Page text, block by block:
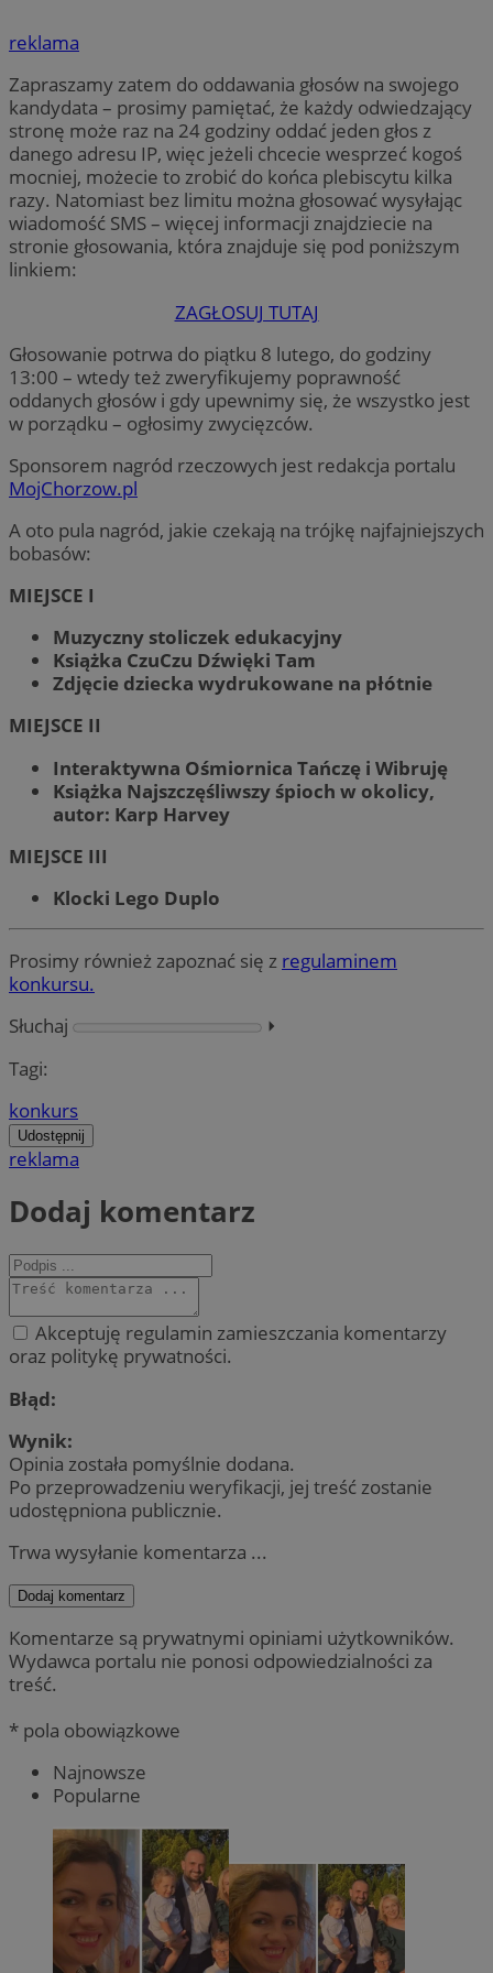
reklama
Zapraszamy zatem do oddawania głosów na swojego
kandydata – prosimy pamiętać, że każdy odwiedzający
stronę może raz na 24 godziny oddać jeden głos z
danego adresu IP, więc jeżeli chcecie wesprzeć kogoś
mocniej, możecie to zrobić do końca plebiscytu kilka
razy. Natomiast bez limitu można głosować wysyłając
wiadomość SMS – więcej informacji znajdziecie na
stronie głosowania, która znajduje się pod poniższym
linkiem:
ZAGŁOSUJ TUTAJ
Głosowanie potrwa do piątku 8 lutego, do godziny
13:00 – wtedy też zweryfikujemy poprawność
oddanych głosów i gdy upewnimy się, że wszystko jest
w porządku – ogłosimy zwycięzców.
Sponsorem nagród rzeczowych jest redakcja portalu
MojChorzow.pl
A oto pula nagród, jakie czekają na trójkę najfajniejszych
bobasów:
MIEJSCE I
Muzyczny stoliczek edukacyjny
Książka CzuCzu Dźwięki Tam
Zdjęcie dziecka wydrukowane na płótnie
MIEJSCE II
Interaktywna Ośmiornica Tańczę i Wibruję
Książka Najszczęśliwszy śpioch w okolicy,
autor: Karp Harvey
MIEJSCE III
Klocki Lego Duplo
Prosimy również zapoznać się z regulaminem
konkursu.
Słuchaj
⏵︎
Tagi:
konkurs
Udostępnij
reklama
Dodaj komentarz
Akceptuję regulamin zamieszczania komentarzy
oraz politykę prywatności.
Błąd:
Wynik:
Opinia została pomyślnie dodana.
Po przeprowadzeniu weryfikacji, jej treść zostanie
udostępniona publicznie.
Trwa wysyłanie komentarza ...
Dodaj komentarz
Komentarze są prywatnymi opiniami użytkowników.
Wydawca portalu nie ponosi odpowiedzialności za
treść.
* pola obowiązkowe
Najnowsze
Popularne